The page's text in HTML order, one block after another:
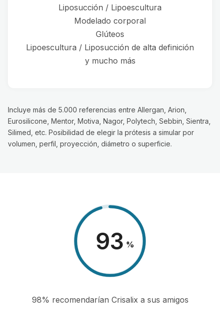
Liposucción / Lipoescultura
Modelado corporal
Glúteos
Lipoescultura / Liposucción de alta definición
y mucho más
Incluye más de 5.000 referencias entre Allergan, Arion,
Eurosilicone, Mentor, Motiva, Nagor, Polytech, Sebbin, Sientra,
Silimed, etc. Posibilidad de elegir la prótesis a simular por
volumen, perfil, proyección, diámetro o superficie.
98 %
98% recomendarían Crisalix a sus amigos